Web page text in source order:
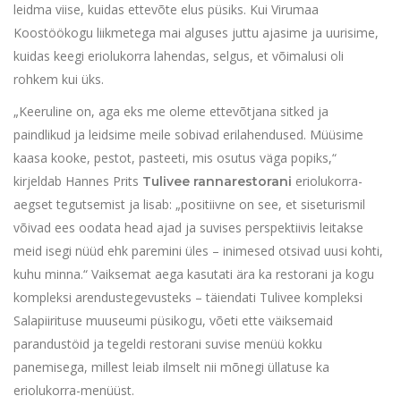
leidma viise, kuidas ettevõte elus püsiks. Kui Virumaa
Koostöökogu liikmetega mai alguses juttu ajasime ja uurisime,
kuidas keegi eriolukorra lahendas, selgus, et võimalusi oli
rohkem kui üks.
„Keeruline on, aga eks me oleme ettevõtjana sitked ja
paindlikud ja leidsime meile sobivad erilahendused. Müüsime
kaasa kooke, pestot, pasteeti, mis osutus väga popiks,“
kirjeldab Hannes Prits Tulivee rannarestorani eriolukorra-
aegset tegutsemist ja lisab: „positiivne on see, et siseturismil
võivad ees oodata head ajad ja suvises perspektiivis leitakse
meid isegi nüüd ehk paremini üles – inimesed otsivad uusi kohti,
kuhu minna.“ Vaiksemat aega kasutati ära ka restorani ja kogu
kompleksi arendustegevusteks – täiendati Tulivee kompleksi
Salapiirituse muuseumi püsikogu, võeti ette väiksemaid
parandustöid ja tegeldi restorani suvise menüü kokku
panemisega, millest leiab ilmselt nii mõnegi üllatuse ka
eriolukorra-menüüst.